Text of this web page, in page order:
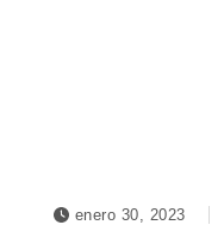
enero 30, 2023